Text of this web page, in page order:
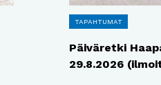
TAPAHTUMAT
Päiväretki
29.8.2026